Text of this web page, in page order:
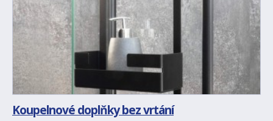
Koupelnové doplňky bez vrtání